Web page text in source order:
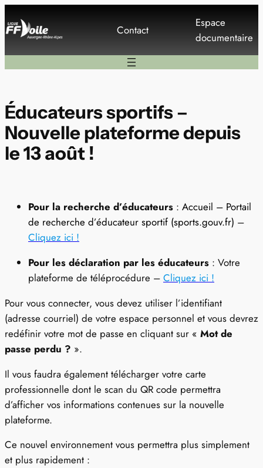
au
contenu
Contact
Espace
documentaire
Éducateurs sportifs –
Nouvelle plateforme depuis
le 13 août !
Pour la recherche d’éducateurs : Accueil – Portail
de recherche d’éducateur sportif (sports.gouv.fr) –
Cliquez ici !
Pour les déclaration par les éducateurs : Votre
plateforme de téléprocédure – Cliquez ici !
Pour vous connecter, vous devez utiliser l’identifiant
(adresse courriel) de votre espace personnel et vous devrez
redéfinir votre mot de passe en cliquant sur « Mot de
passe perdu ? ».
Il vous faudra également télécharger votre carte
professionnelle dont le scan du QR code permettra
d’afficher vos informations contenues sur la nouvelle
plateforme.
Ce nouvel environnement vous permettra plus simplement
et plus rapidement :